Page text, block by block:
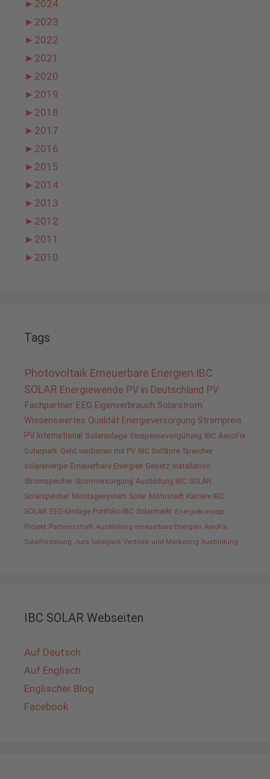
► 2024
► 2023
► 2022
► 2021
► 2020
► 2019
► 2018
► 2017
► 2016
► 2015
► 2014
► 2013
► 2012
► 2011
► 2010
Tags
Photovoltaik Erneuerbare Energien IBC
SOLAR Energiewende PV in Deutschland PV
Fachpartner EEG Eigenverbrauch Solarstrom
Wissenswertes Qualität Energieversorgung Strompreis
PV International Solaranlage Einspeisevergütung IBC AeroFix
Solarpark Geld verdienen mit PV IBC SolStore Speicher
solarenergie Erneuerbare Energien Gesetz Installation
Stromspeicher Stromversorgung Ausbildung IBC SOLAR
Solarspeicher Montagesystem Solar Möhrstedt Karriere IBC
SOLAR EEG-Umlage Portfolio IBC Solarmarkt Energiekonzept
Projekt Partnerschaft Ausbildung erneuerbare Energien AeroFix
Solarförderung Jura Solarpark Vertrieb und Marketing Ausbildung
IBC SOLAR Webseiten
Auf Deutsch
Auf Englisch
Englischer Blog
Facebook